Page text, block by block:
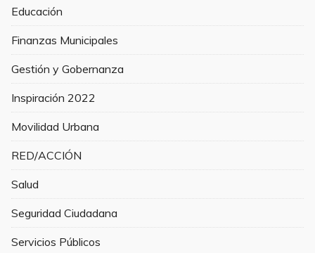
Educación
Finanzas Municipales
Gestión y Gobernanza
Inspiración 2022
Movilidad Urbana
RED/ACCIÓN
Salud
Seguridad Ciudadana
Servicios Públicos